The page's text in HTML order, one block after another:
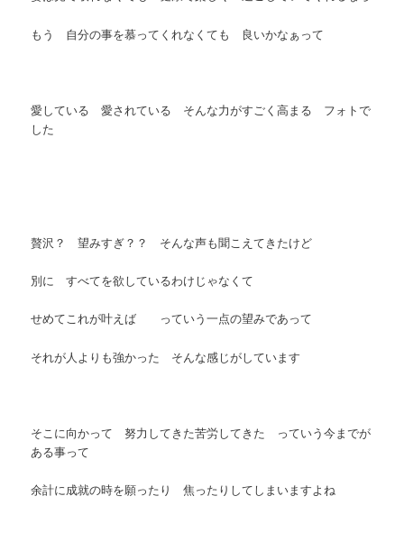
もう 自分の事を慕ってくれなくても 良いかなぁって
愛している 愛されている そんな力がすごく高まる フォトで
した
贅沢？ 望みすぎ？？ そんな声も聞こえてきたけど
別に すべてを欲しているわけじゃなくて
せめてこれが叶えば っていう一点の望みであって
それが人よりも強かった そんな感じがしています
そこに向かって 努力してきた苦労してきた っていう今までが
ある事って
余計に成就の時を願ったり 焦ったりしてしまいますよね